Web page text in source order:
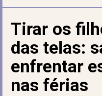
Tirar os
das telas:
enfrentar
nas férias